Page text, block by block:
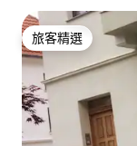
旅客精選
旅客精選